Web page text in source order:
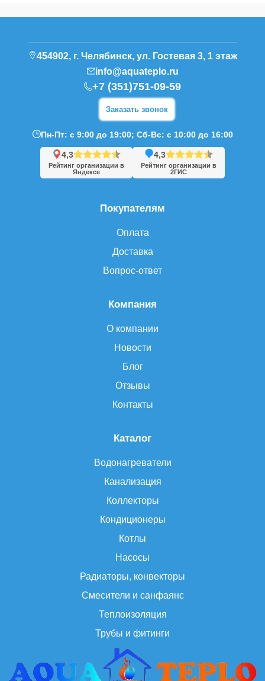
Каталог
Водонагреватели
Канализация
Коллекторы
Кондиционеры
Котлы
Насосы
Радиаторы, конвекторы
Смесители и санфаянс
Теплоизоляция
Трубы и фитинги
Компания
О компании
Новости
Блог
Отзывы
Контакты
Покупателям
Оплата
Доставка
Вопрос-ответ
454902, г. Челябинск, ул. Гостевая 3, 1 этаж
info@aquateplo.ru
+7 (351)751-09-59
Заказать звонок
Пн-Пт: с 9:00 до 19:00; Сб-Вс: с 10:00 до 16:00
4,3
Рейтинг организации в
Яндексе
4,3
Рейтинг организации в
2ГИС